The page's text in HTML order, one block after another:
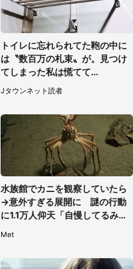
トイレに忘れられてた鞄の中に
は〝数百万の札束〟が。見つけ
てしまった私は慌てて...
Jタウンネット読者
水族館でカニを観察していたら
→意外すぎる展開に 謎の行動
に1.1万人仰天「自慢してるみた
Met